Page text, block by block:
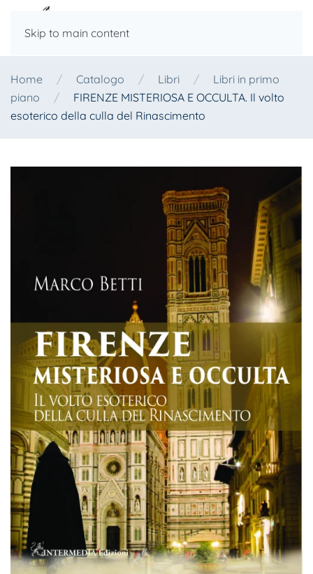
Skip to main content
Home Catalogo Libri
Libri in primo
piano
FIRENZE MISTERIOSA E OCCULTA. Il volto
esoterico della culla del Rinascimento